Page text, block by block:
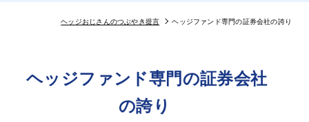
ヘッジおじさんのつぶやき提言 ヘッジファンド専門の証券会社の誇り
ヘッジファンド専門の証券会社
の誇り